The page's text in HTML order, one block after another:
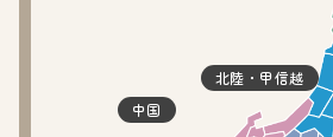
北陸・甲信越
中国